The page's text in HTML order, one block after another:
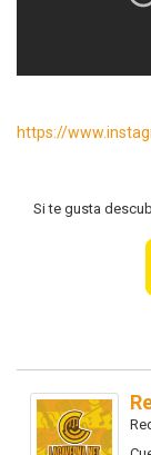
https://
Si te gusta